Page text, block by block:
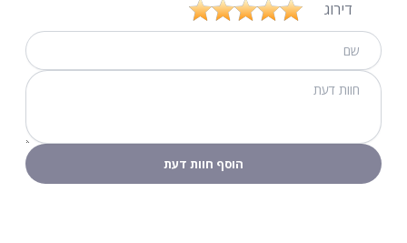
הוסף חוות דעת
דירוג